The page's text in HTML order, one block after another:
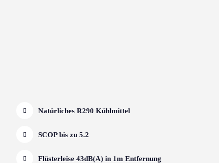
Natürliches R290 Kühlmittel
SCOP bis zu 5.2
Flüsterleise 43dB(A) in 1m Entfernung